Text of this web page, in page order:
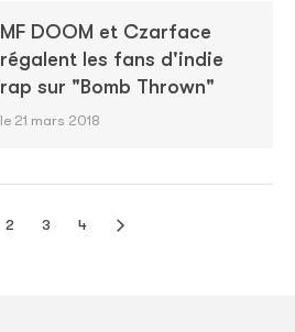
MF DOOM et Czarface
régalent les fans d'indie
rap sur "Bomb Thrown"
le 21 mars 2018
2 3 4